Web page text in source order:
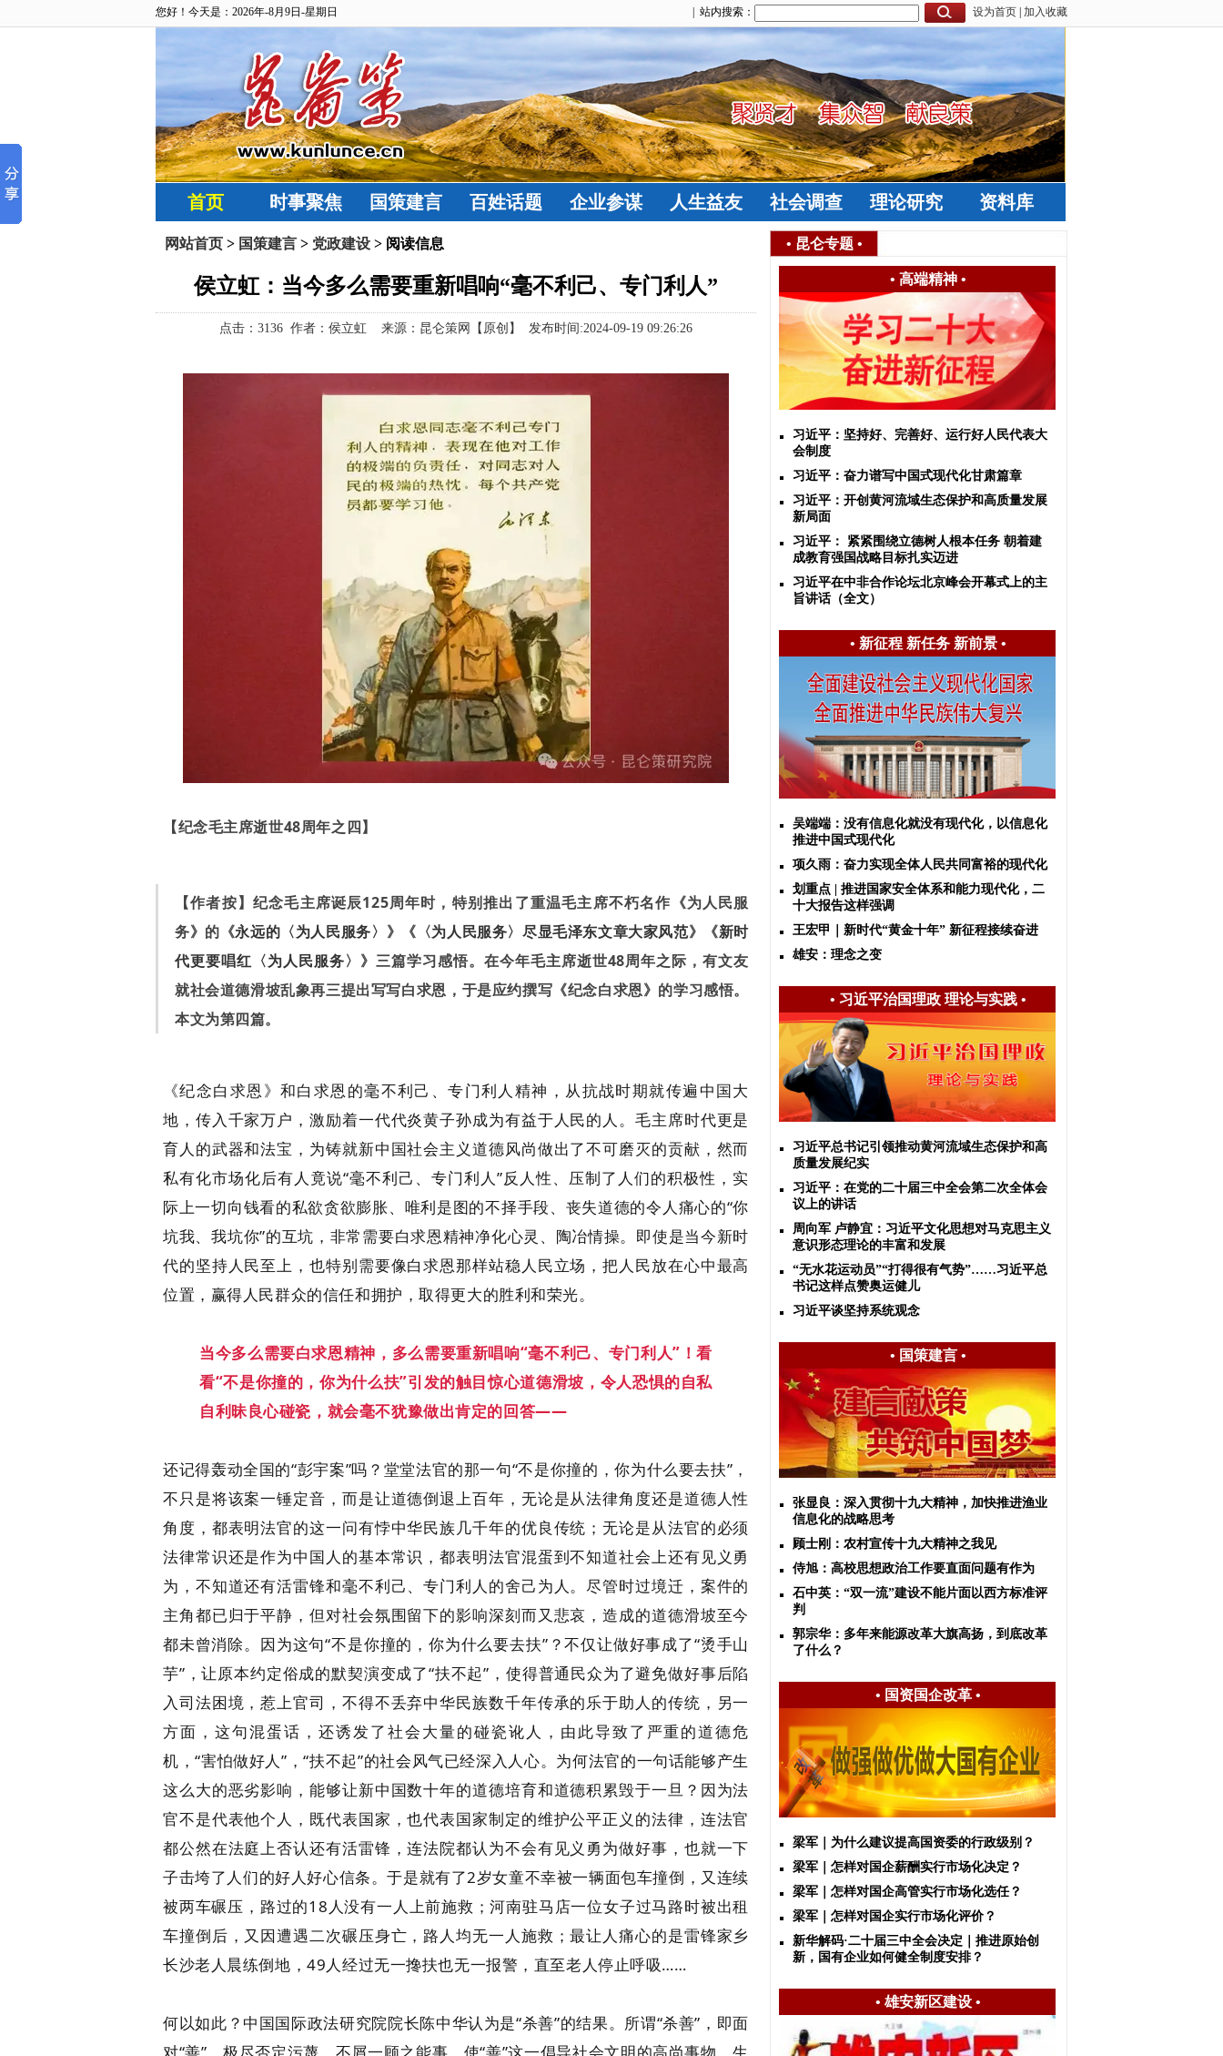
您好！今天是：2026年-8月9日-星期日 设为首页 加入收藏
| 站内搜索：
首页 时事聚焦 国策建言 百姓话题 企业参谋 人生益友 社会调查 理论研究 资料库
网站首页 > 国策建言 > 党政建设 > 阅读信息
侯立虹：当今多么需要重新唱响“毫不利己、专门利人”
点击： 3136 作者：侯立虹 来源：昆仑策网【原创】 发布时间:2024-09-19 09:26:26
【纪念毛主席逝世48周年之四】
【作者按】纪念毛主席诞辰125周年时，特别推出了重温毛主席不朽名作《为人民服
务》的《永远的 〈为人民服务〉 》《 〈为人民服务〉 尽显毛泽东文章大家风范》《新时
代更要唱红 〈为人民服务〉 》三篇学习感悟。在今年毛主席逝世48周年之际，有文友
就社会道德滑坡乱象再三提出写写白求恩，于是应约撰写《纪念白求恩》的学习感悟。
本文为第四篇。
《纪念白求恩》和白求恩的毫不利己、专门利人精神，从抗战时期就传遍中国大
地，传入千家万户，激励着一代代炎黄子孙成为有益于人民的人。毛主席时代更是
育人的武器和法宝，为铸就新中国社会主义道德风尚做出了不可磨灭的贡献，然而
私有化市场化后有人竟说“毫不利己、专门利人”反人性、压制了人们的积极性，实
际上一切向钱看的私欲贪欲膨胀、唯利是图的不择手段、丧失道德的令人痛心的“你
坑我、我坑你”的互坑，非常需要白求恩精神净化心灵、陶冶情操。即使是当今新时
代的坚持人民至上，也特别需要像白求恩那样站稳人民立场，把人民放在心中最高
位置，赢得人民群众的信任和拥护，取得更大的胜利和荣光。
当今多么需要白求恩精神，多么需要重新唱响“毫不利己、专门利人”！看
看“不是你撞的，你为什么扶”引发的触目惊心道德滑坡，令人恐惧的自私
自利昧良心碰瓷，就会毫不犹豫做出肯定的回答——
还记得轰动全国的“彭宇案”吗？堂堂法官的那一句“不是你撞的，你为什么要去扶”，
不只是将该案一锤定音，而是让道德倒退上百年，无论是从法律角度还是道德人性
角度，都表明法官的这一问有悖中华民族几千年的优良传统；无论是从法官的必须
法律常识还是作为中国人的基本常识，都表明法官混蛋到不知道社会上还有见义勇
为，不知道还有活雷锋和毫不利己、专门利人的舍己为人。尽管时过境迁，案件的
主角都已归于平静，但对社会氛围留下的影响深刻而又悲哀，造成的道德滑坡至今
都未曾消除。因为这句“不是你撞的，你为什么要去扶”？不仅让做好事成了“烫手山
芋”，让原本约定俗成的默契演变成了“扶不起”，使得普通民众为了避免做好事后陷
入司法困境，惹上官司，不得不丢弃中华民族数千年传承的乐于助人的传统，另一
方面，这句混蛋话，还诱发了社会大量的碰瓷讹人，由此导致了严重的道德危
机，“害怕做好人”，“扶不起”的社会风气已经深入人心。为何法官的一句话能够产生
这么大的恶劣影响，能够让新中国数十年的道德培育和道德积累毁于一旦？因为法
官不是代表他个人，既代表国家，也代表国家制定的维护公平正义的法律，连法官
都公然在法庭上否认还有活雷锋，连法院都认为不会有见义勇为做好事，也就一下
子击垮了人们的好人好心信条。于是就有了2岁女童不幸被一辆面包车撞倒，又连续
被两车碾压，路过的18人没有一人上前施救；河南驻马店一位女子过马路时被出租
车撞倒后，又因遭遇二次碾压身亡，路人均无一人施救；最让人痛心的是雷锋家乡
长沙老人晨练倒地，49人经过无一搀扶也无一报警，直至老人停止呼吸……
何以如此？中国国际政法研究院院长陈中华认为是“杀善”的结果。所谓“杀善”，即面
• 昆仑专题 •
• 高端精神•
​习近平：坚持好、完善好、运行好人民代表大
会制度
习近平：奋力谱写中国式现代化甘肃篇章
习近平：开创黄河流域生态保护和高质量发展
新局面
习近平： 紧紧围绕立德树人根本任务 朝着建
成教育强国战略目标扎实迈进
习近平在中非合作论坛北京峰会开幕式上的主
旨讲话（全文）
• 新征程 新任务 新前景•
吴端端：没有信息化就没有现代化，以信息化
推进中国式现代化
项久雨：奋力实现全体人民共同富裕的现代化
划重点 | 推进国家安全体系和能力现代化，二
十大报告这样强调
王宏甲｜新时代“黄金十年” 新征程接续奋进
雄安：理念之变
• 习近平治国理政 理论与实践•
习近平总书记引领推动黄河流域生态保护和高
质量发展纪实
习近平：在党的二十届三中全会第二次全体会
议上的讲话
周向军 卢静宜：习近平文化思想对马克思主义
意识形态理论的丰富和发展
“无水花运动员”“打得很有气势”……习近平总
书记这样点赞奥运健儿
习近平谈坚持系统观念
• 国策建言•
张显良：深入贯彻十九大精神，加快推进渔业
信息化的战略思考
顾士刚：农村宣传十九大精神之我见
侍旭：高校思想政治工作要直面问题有作为
石中英：“双一流”建设不能片面以西方标准评
判
郭宗华：多年来能源改革大旗高扬，到底改革
了什么？
• 国资国企改革•
梁军｜为什么建议提高国资委的行政级别？
梁军｜怎样对国企薪酬实行市场化决定？
梁军｜怎样对国企高管实行市场化选任？
梁军｜怎样对国企实行市场化评价？
新华解码·二十届三中全会决定｜推进原始创
新，国有企业如何健全制度安排？
• 雄安新区建设•